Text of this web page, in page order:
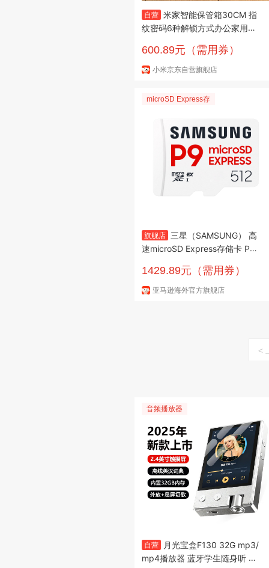
自营 米家智能保管箱30CM 指
纹密码6种解锁方式办公家用保
600.89元（需用券）
小米京东自营旗舰店
microSD Express存
旗舰店
三星（SAMSUNG） 高
速microSD Express存储卡 P9
用 高性能数据传输 白色 512GB
1429.89元（需用券）
亚马逊海外官方旗舰店
<
音频播放器
自营
月光宝盒F130 32G mp3/
mp4播放器 蓝牙学生随身听 离